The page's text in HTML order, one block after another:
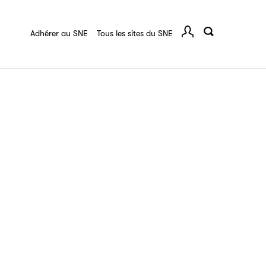
Adhérer au SNE Tous les sites du SNE
destinée à l’ensemble des acteurs de la